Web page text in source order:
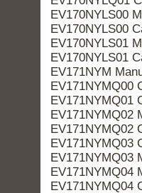
EV170NYLS00
EV170NYLS00
EV170NYLS01
EV170NYLS01
EV171NYM
EV171NYMQ00
EV171NYMQ01
EV171NYMQ02
EV171NYMQ02
EV171NYMQ03
EV171NYMQ03
EV171NYMQ04
EV171NYMQ04